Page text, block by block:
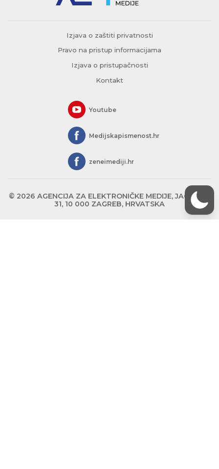
Izjava o zaštiti privatnosti
Pravo na pristup informacijama
Izjava o pristupačnosti
Kontakt
Youtube
Medijskapismenost.hr
zeneimediji.hr
© 2026 AGENCIJA ZA ELEKTRONIČKE MEDIJE, JAGIĆEVA
31, 10 000 ZAGREB, HRVATSKA